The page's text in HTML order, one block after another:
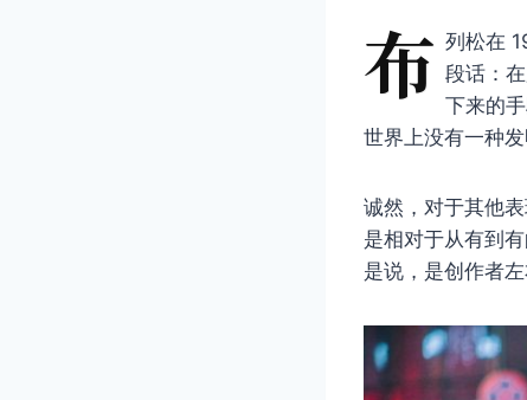
布 列松在
段话：
下来的
世界上没有一种发
诚然，对于其他
是相对于从有到
是说，是创作者左